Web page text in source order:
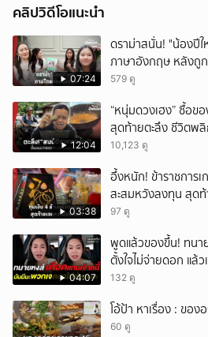
คลิปวิดีโอแนะนำ
07:24
ดราม่าสนั่น! "น้องปี
ภาษาอังกฤษ หลังถูก
ถกสนั่น!
579 ดู
12:04
“หนุ่มดวงเฮง” ซื้อข
สุดท้ายตะลึง ชีวิตพลิ
10,123 ดู
03:38
อึ้งหนัก! ข้าราชการ
สะสมหวังลงทุน สุด
97 ดู
04:07
พูดแล้วของขึ้น! ทน
ตั้งใจไม่จ่ายดอก แล้
132 ดู
โอ้ป้า หาเรื่อง : ของ
60 ดู